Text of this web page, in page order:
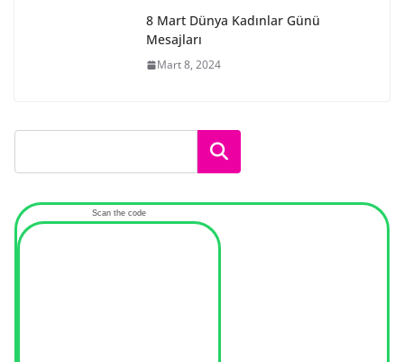
8 Mart Dünya Kadınlar Günü
Mesajları
Mart 8, 2024
Ara
Scan the code